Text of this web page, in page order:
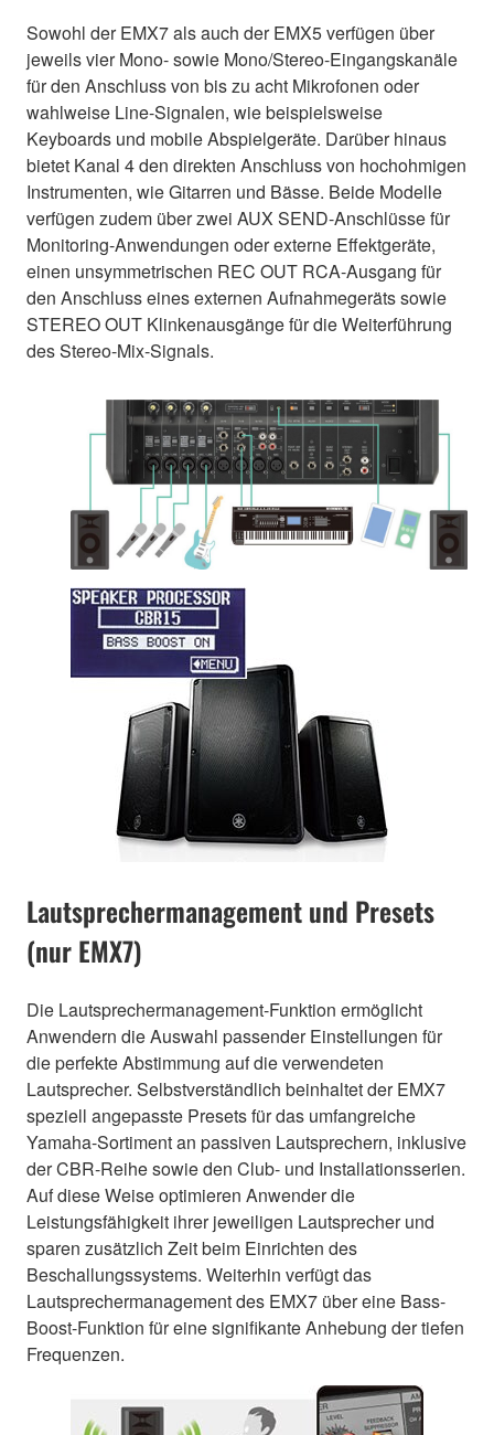
Sowohl der EMX7 als auch der EMX5 verfügen über
jeweils vier Mono- sowie Mono/Stereo-Eingangskanäle
für den Anschluss von bis zu acht Mikrofonen oder
wahlweise Line-Signalen, wie beispielsweise
Keyboards und mobile Abspielgeräte. Darüber hinaus
bietet Kanal 4 den direkten Anschluss von hochohmigen
Instrumenten, wie Gitarren und Bässe. Beide Modelle
verfügen zudem über zwei AUX SEND-Anschlüsse für
Monitoring-Anwendungen oder externe Effektgeräte,
einen unsymmetrischen REC OUT RCA-Ausgang für
den Anschluss eines externen Aufnahmegeräts sowie
STEREO OUT Klinkenausgänge für die Weiterführung
des Stereo-Mix-Signals.
Lautsprechermanagement und Presets
(nur EMX7)
Die Lautsprechermanagement-Funktion ermöglicht
Anwendern die Auswahl passender Einstellungen für
die perfekte Abstimmung auf die verwendeten
Lautsprecher. Selbstverständlich beinhaltet der EMX7
speziell angepasste Presets für das umfangreiche
Yamaha-Sortiment an passiven Lautsprechern, inklusive
der CBR-Reihe sowie den Club- und Installationsserien.
Auf diese Weise optimieren Anwender die
Leistungsfähigkeit ihrer jeweiligen Lautsprecher und
sparen zusätzlich Zeit beim Einrichten des
Beschallungssystems. Weiterhin verfügt das
Lautsprechermanagement des EMX7 über eine Bass-
Boost-Funktion für eine signifikante Anhebung der tiefen
Frequenzen.